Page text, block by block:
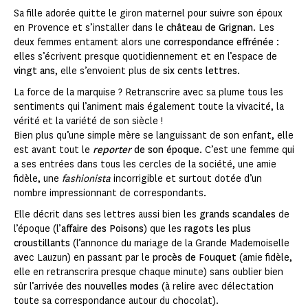
Sa fille adorée quitte le giron maternel pour suivre son époux
en Provence et s’installer dans le château de Grignan. Les
deux femmes entament alors une correspondance effrénée :
elles s’écrivent presque quotidiennement et en l’espace de
vingt ans, elle s’envoient plus de six cents lettres.
La force de la marquise ? Retranscrire avec sa plume tous les
sentiments qui l’animent mais également toute la vivacité, la
vérité et la variété de son siècle !
Bien plus qu’une simple mère se languissant de son enfant, elle
est avant tout le reporterde son époque. C’est une femme qui
a ses entrées dans tous les cercles de la société, une amie
fidèle, une fashionista incorrigible et surtout dotée d’un
nombre impressionnant de correspondants.
Elle décrit dans ses lettres aussi bien les grands scandales de
l’époque (l’affaire des Poisons) que les ragots les plus
croustillants (l’annonce du mariage de la Grande Mademoiselle
avec Lauzun) en passant par le procès de Fouquet (amie fidèle,
elle en retranscrira presque chaque minute) sans oublier bien
sûr l’arrivée des nouvelles modes (à relire avec délectation
toute sa correspondance autour du chocolat).